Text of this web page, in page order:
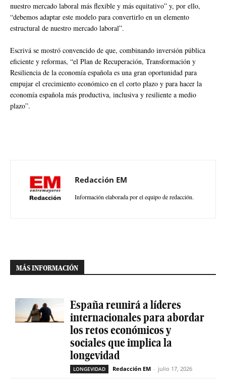
nuestro mercado laboral más flexible y más equitativo” y, por ello,
“debemos adaptar este modelo para convertirlo en un elemento
estructural de nuestro mercado laboral”.
Escrivá se mostró convencido de que, combinando inversión pública
eficiente y reformas, “el Plan de Recuperación, Transformación y
Resiliencia de la economía española es una gran oportunidad para
empujar el crecimiento económico en el corto plazo y para hacer la
economía española más productiva, inclusiva y resiliente a medio
plazo”.
Redacción EM
Información elaborada por el equipo de redacción.
MÁS INFORMACIÓN
España reunirá a líderes
internacionales para abordar
los retos económicos y
sociales que implica la
longevidad
LONGEVIDAD Redacción EM - julio 17, 2026